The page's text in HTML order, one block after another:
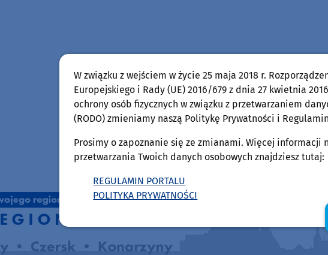
W związku z wejściem w życie 25 maja 2018 r.
Europejskiego i Rady (UE) 2016/679 z dnia 27 kwietnia
ochrony osób fizycznych w związku z przetwarzaniem
(RODO) zmieniamy naszą Politykę Prywatności i
Prosimy o zapoznanie się ze zmianami. Więcej informacji
przetwarzania Twoich danych osobowych znajdziesz tutaj:
REGULAMIN PORTALU
POLITYKA PRYWATNOŚCI